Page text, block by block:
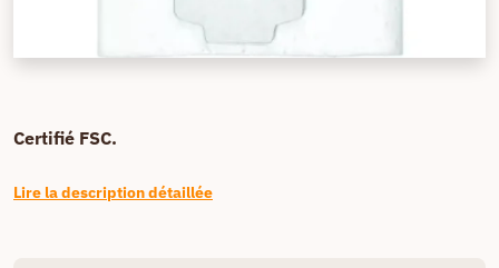
Certifié FSC.
Lire la description détaillée